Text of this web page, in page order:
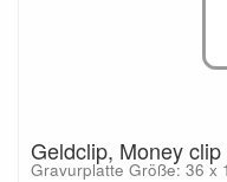
Geldclip, Money clip
Gravurplatte Größe: 36 x